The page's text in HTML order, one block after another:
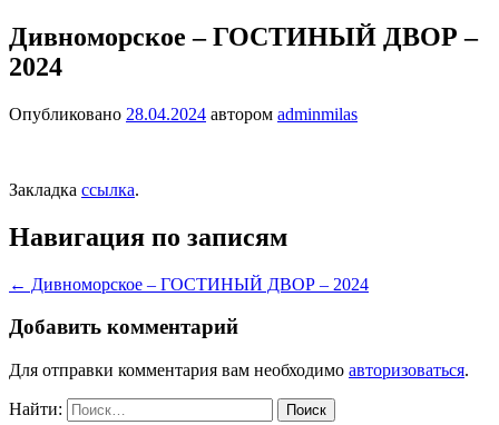
Дивноморское – ГОСТИНЫЙ ДВОР –
2024
Опубликовано 28.04.2024 автором adminmilas
Закладка ссылка.
Навигация по записям
← Дивноморское – ГОСТИНЫЙ ДВОР – 2024
Добавить комментарий
Для отправки комментария вам необходимо авторизоваться.
Найти: